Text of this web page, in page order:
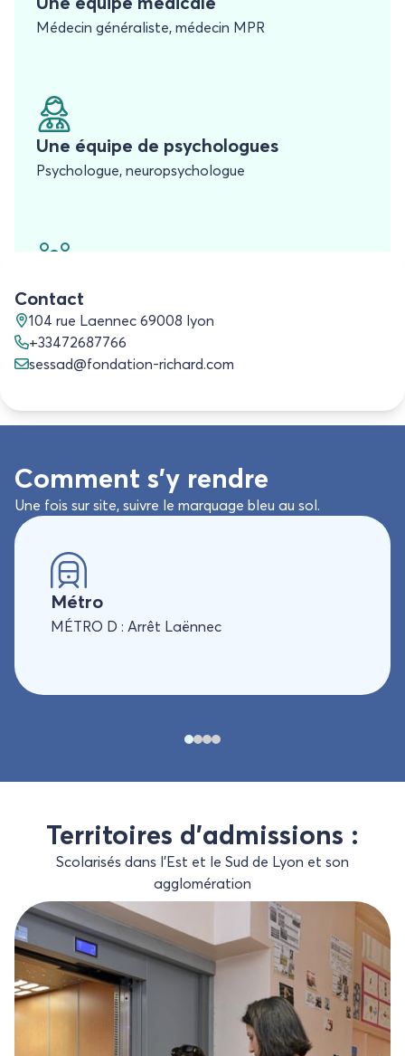
Médecin généraliste, médecin MPR
Une équipe de psychologues
Psychologue, neuropsychologue
Une équipe paramédicale
Ergothérapeutes, orthoptiste, orthophonistes,
psychomotriciennes, kinésithérapeutes
Contact
104 rue Laennec 69008 lyon
+33472687766
sessad@fondation-richard.com
Comment s’y rendre
Une fois sur site, suivre le marquage bleu au sol.
Métro
MÉTRO D : Arrêt Laënnec
Territoires d’admissions :
Scolarisés dans l’Est et le Sud de Lyon et son
agglomération